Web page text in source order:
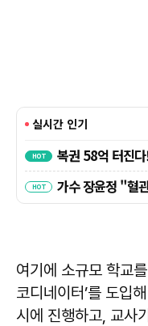
여기에 소규모 학교
코디네이터’를 도입
시에 진행하고, 교사